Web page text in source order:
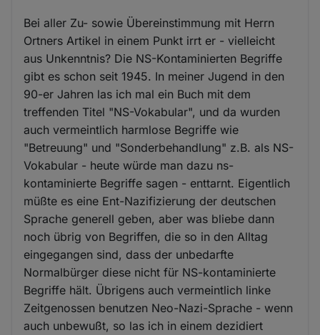
Bei aller Zu- sowie Übereinstimmung mit Herrn
Ortners Artikel in einem Punkt irrt er - vielleicht
aus Unkenntnis? Die NS-Kontaminierten Begriffe
gibt es schon seit 1945. In meiner Jugend in den
90-er Jahren las ich mal ein Buch mit dem
treffenden Titel "NS-Vokabular", und da wurden
auch vermeintlich harmlose Begriffe wie
"Betreuung" und "Sonderbehandlung" z.B. als NS-
Vokabular - heute würde man dazu ns-
kontaminierte Begriffe sagen - enttarnt. Eigentlich
müßte es eine Ent-Nazifizierung der deutschen
Sprache generell geben, aber was bliebe dann
noch übrig von Begriffen, die so in den Alltag
eingegangen sind, dass der unbedarfte
Normalbürger diese nicht für NS-kontaminierte
Begriffe hält. Übrigens auch vermeintlich linke
Zeitgenossen benutzen Neo-Nazi-Sprache - wenn
auch unbewußt, so las ich in einem dezidiert